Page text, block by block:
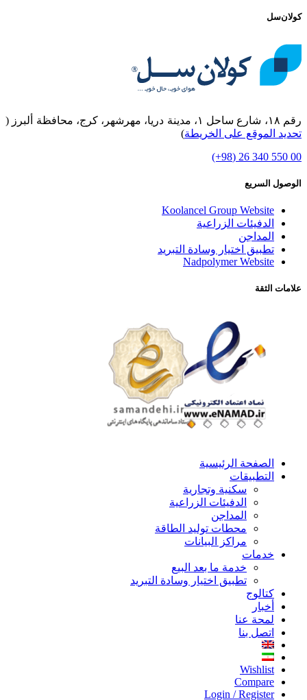
کولان‌سل
رقم ۱۸، شارع ساحل ۱، مدينة دريا، مهرشهر، كرج، محافظة ألبرز (
تحديد الموقع على الخريطة)
00 550 340 26 (98+)
الوصول السريع
Koolancel Group Website
الدفيئات الزراعية
المداجن
تطبيق اختيار وسادة التبريد
Nadpolymer Website
علامات الثقة
الصفحة الرئيسية
التطبيقات
سكنية وتجارية
الدفيئات الزراعية
المداجن
محطات توليد الطاقة
مراكز البيانات
خدمات
خدمة ما بعد البيع
تطبيق اختيار وسادة التبريد
كتالوج
أخبار
لمحة عنا
اتصل بنا
Wishlist
Compare
Login / Register